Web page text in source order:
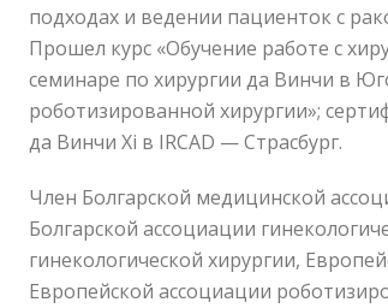
подходах и ведении пациенток с
Прошел курс «Обучение работе с
семинаре по хирургии да Винчи в
роботизированной хирургии»;
да Винчи Xi в IRCAD — Страсбург.
Член Болгарской медицинской
Болгарской ассоциации
гинекологической хирургии,
Европейской ассоциации